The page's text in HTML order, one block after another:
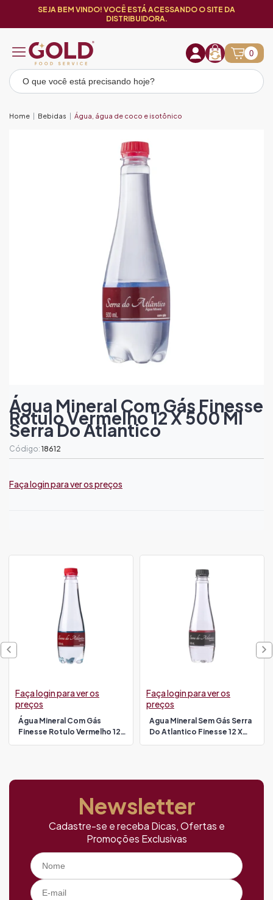
SEJA BEM VINDO! VOCÊ ESTÁ ACESSANDO O SITE DA
DISTRIBUIDORA.
0
Home Bebidas Água, água de coco e isotônico
Água Mineral Com Gás Finesse
Rotulo Vermelho 12 X 500 Ml
Serra Do Atlantico
Código: 18612
Faça login para ver os preços
Água Mineral Com Gás
Finesse Rotulo Vermelho 12 X
Faça login para ver os
preços
Agua Mineral Sem Gás Serra
Do Atlantico Finesse 12 X
Faça login para ver os
preços
Newsletter
Cadastre-se e receba Dicas, Ofertas e
Promoções Exclusivas